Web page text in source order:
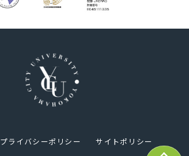
プライバシーポリシー サイトポリシー